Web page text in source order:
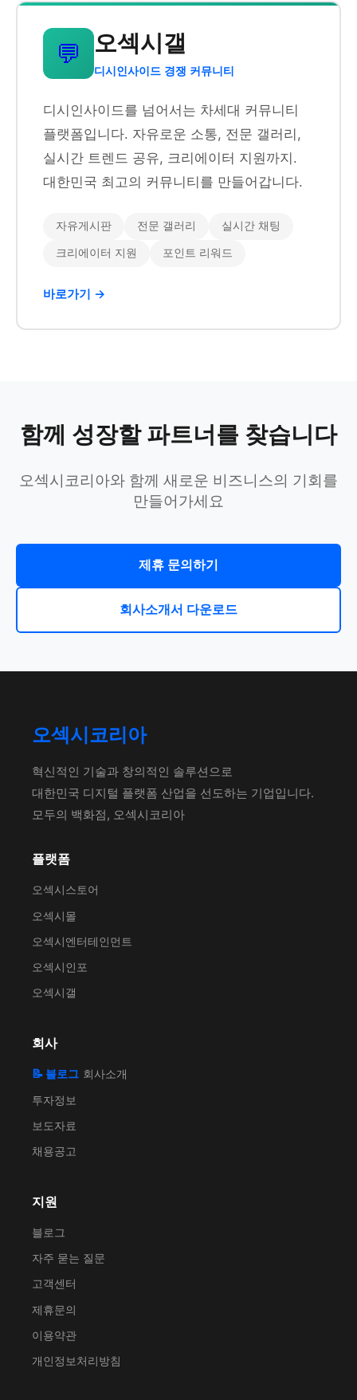
💬 오섹시갤
디시인사이드 경쟁 커뮤니티
디시인사이드를 넘어서는 차세대 커뮤니티
플랫폼입니다. 자유로운 소통, 전문 갤러리,
실시간 트렌드 공유, 크리에이터 지원까지.
대한민국 최고의 커뮤니티를 만들어갑니다.
자유게시판 전문 갤러리 실시간 채팅
크리에이터 지원 포인트 리워드
바로가기 →
함께 성장할 파트너를 찾습니다
오섹시코리아와 함께 새로운 비즈니스의 기회를
만들어가세요
제휴 문의하기
회사소개서 다운로드
오섹시코리아
혁신적인 기술과 창의적인 솔루션으로
대한민국 디지털 플랫폼 산업을 선도하는 기업입니다.
모두의 백화점, 오섹시코리아
플랫폼
오섹시스토어
오섹시몰
오섹시엔터테인먼트
오섹시인포
오섹시갤
회사
📝 블로그 회사소개
투자정보
보도자료
채용공고
지원
블로그
자주 묻는 질문
고객센터
제휴문의
이용약관
개인정보처리방침